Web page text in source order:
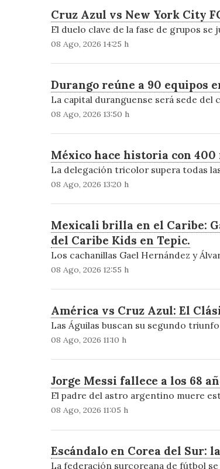
Cruz Azul vs New York City
El duelo clave de la fase de grupos
08 Ago, 2026 14:25 h
Durango reúne a 90 equipos
La capital duranguense será sede del
08 Ago, 2026 13:50 h
México hace historia con
La delegación tricolor supera todas
08 Ago, 2026 13:20 h
Mexicali brilla en el Caribe:
del Caribe Kids en Tepic.
Los cachanillas Gael Hernández y
08 Ago, 2026 12:55 h
América vs Cruz Azul: El
Las Águilas buscan su segundo
08 Ago, 2026 11:10 h
Jorge Messi fallece a los 68
El padre del astro argentino muere
08 Ago, 2026 11:05 h
Escándalo en Corea del Sur:
La federación surcoreana de fútbol